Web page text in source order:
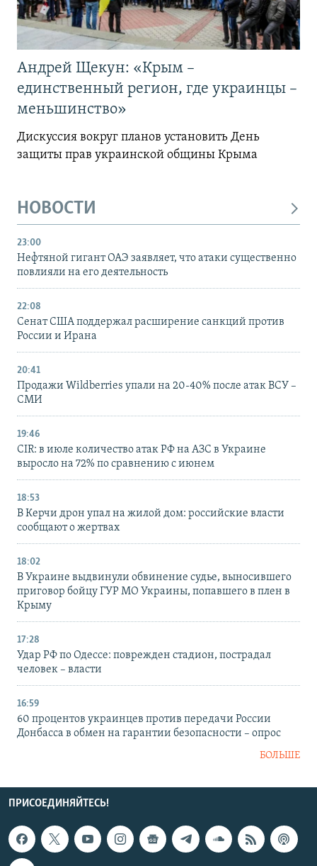
Андрей Щекун: «Крым –
единственный регион, где украинцы –
меньшинство»
Дискуссия вокруг планов установить День
защиты прав украинской общины Крыма
НОВОСТИ
23:00
Нефтяной гигант ОАЭ заявляет, что атаки существенно
повлияли на его деятельность
22:08
Сенат США поддержал расширение санкций против
России и Ирана
20:41
Продажи Wildberries упали на 20-40% после атак ВСУ –
СМИ
19:46
CIR: в июле количество атак РФ на АЗС в Украине
выросло на 72% по сравнению с июнем
18:53
В Керчи дрон упал на жилой дом: российские власти
сообщают о жертвах
18:02
В Украине выдвинули обвинение судье, выносившего
приговор бойцу ГУР МО Украины, попавшего в плен в
Крыму
17:28
Удар РФ по Одессе: поврежден стадион, пострадал
человек – власти
16:59
60 процентов украинцев против передачи России
Донбасса в обмен на гарантии безопасности – опрос
БОЛЬШЕ
ПРИСОЕДИНЯЙТЕСЬ!